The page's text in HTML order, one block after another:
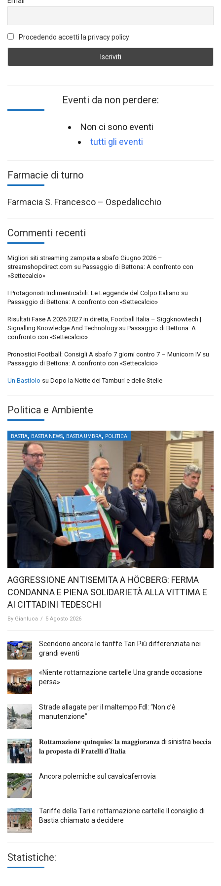
Procedendo accetti la privacy policy
Eventi da non perdere:
Non ci sono eventi
tutti gli eventi
Farmacie di turno
Farmacia S. Francesco – Ospedalicchio
Commenti recenti
Migliori siti streaming zampata a sbafo Giugno 2026 –
streamshopdirect.com su Passaggio di Bettona: A confronto con
«Settecalcio»
I Protagonisti Indimenticabili: Le Leggende del Colpo Italiano su
Passaggio di Bettona: A confronto con «Settecalcio»
Risultati Fase A 2026 2027 in diretta, Football Italia – Siggknowtech |
Signalling Knowledge And Technology su Passaggio di Bettona: A
confronto con «Settecalcio»
Pronostici Football: Consigli A sbafo 7 giorni contro 7 – Municorn IV su
Passaggio di Bettona: A confronto con «Settecalcio»
Un Bastiolo su Dopo la Notte dei Tamburi e delle Stelle
Politica e Ambiente
BASTIA, BASTIA NEWS, BASTIA UMBRA, POLITICA
AGGRESSIONE ANTISEMITA A HÖCBERG: FERMA
CONDANNA E PIENA SOLIDARIETÀ ALLA VITTIMA E
AI CITTADINI TEDESCHI
By Gianluca / 5 Agosto 2026
Scendono ancora le tariffe Tari Più differenziata nei
grandi eventi
«Niente rottamazione cartelle Una grande occasione
persa»
Strade allagate per il maltempo FdI: “Non c’è
manutenzione”
𝐑𝐨𝐭𝐭𝐚𝐦𝐚𝐳𝐢𝐨𝐧𝐞-𝐪𝐮i𝐧𝐪𝐮𝐢𝐞𝐬: 𝐥𝐚 𝐦𝐚𝐠𝐠𝐢𝐨𝐫𝐚𝐧𝐳𝐚 di sinistra 𝐛𝐨𝐜𝐜𝐢𝐚
𝐥𝐚 𝐩𝐫𝐨𝐩𝐨𝐬𝐭𝐚 𝐝𝐢 𝐅𝐫𝐚𝐭𝐞𝐥𝐥𝐢 𝐝’𝐈𝐭𝐚𝐥𝐢𝐚
Ancora polemiche sul cavalcaferrovia
Tariffe della Tari e rottamazione cartelle Il consiglio di
Bastia chiamato a decidere
Statistiche: